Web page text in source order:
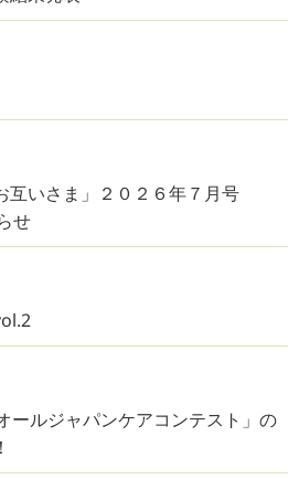
互いさま」２０２６年７月号
せ
ールジャパンケアコンテスト」の